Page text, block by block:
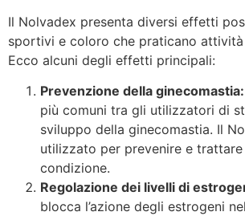
Il Nolvadex presenta diversi effetti
sportivi e coloro che praticano
Ecco alcuni degli effetti principali:
Prevenzione della ginecomastia:
più comuni tra gli utilizzatori di
sviluppo della ginecomastia. Il
utilizzato per prevenire e trattare
condizione.
Regolazione dei livelli di
blocca l’azione degli estrogeni